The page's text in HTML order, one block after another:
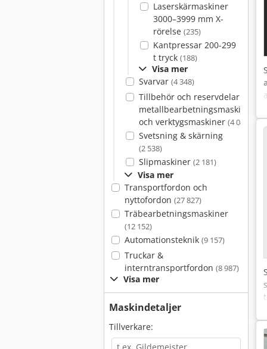
Laserskärmaskiner
3000–3999 mm X-
rörelse (235)
Kantpressar 200-299
t tryck (188)
Visa mer
Svarvar (4 348)
Tillbehör och reservdelar för
metallbearbetningsmaskiner
och verktygsmaskiner (4 088)
Svetsning & skärning
(2 538)
Slipmaskiner (2 181)
Visa mer
Transportfordon och
nyttofordon (27 827)
Träbearbetningsmaskiner
(12 152)
Automationsteknik (9 157)
Truckar &
interntransportfordon (8 987)
Visa mer
Maskindetaljer
Tillverkare: